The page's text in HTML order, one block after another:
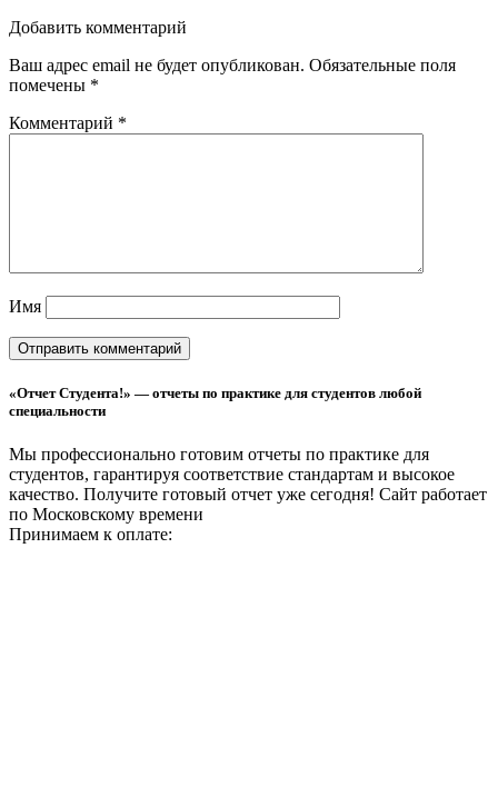
Добавить комментарий
Ваш адрес email не будет опубликован. Обязательные поля
помечены *
Комментарий *
Имя
«Отчет Студента!» — отчеты по практике для студентов любой
специальности
Мы профессионально готовим отчеты по практике для
студентов, гарантируя соответствие стандартам и высокое
качество. Получите готовый отчет уже сегодня! Сайт работает
по Московскому времени
Принимаем к оплате: